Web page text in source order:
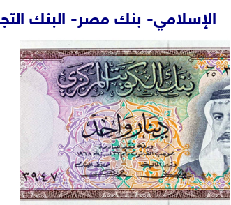
الإسلامي- بنك مصر- البنك